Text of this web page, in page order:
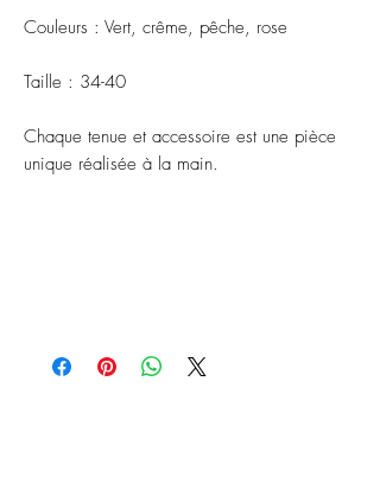
Couleurs : Vert, crême, pêche, rose
Taille : 34-40
Chaque tenue et accessoire est une pièce
unique réalisée à la main.